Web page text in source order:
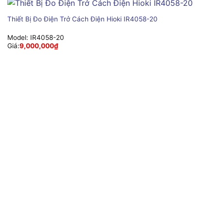
Thiết Bị Đo Điện Trở Cách Điện Hioki IR4058-20
Model: IR4058-20
Giá:9,000,000₫